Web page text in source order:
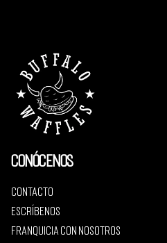
Conócenos
Contacto
Escríbenos
Franquicia con nosotros